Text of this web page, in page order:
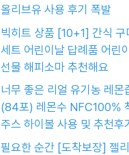
올리브유 사용 후기 폭발
빅히트 상품 [10+1] 간식 구
세트 어린이날 답례품 어린
선물 해피소마 추천해요
너무 좋은 리얼 유기농 레몬
(84포) 레몬수 NFC100%
주스 하이볼 사용 및 추천후기
필요한 순간 [도착보장] 젤